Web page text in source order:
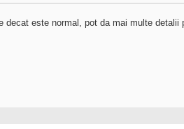
este normal, pot da mai multe detalii